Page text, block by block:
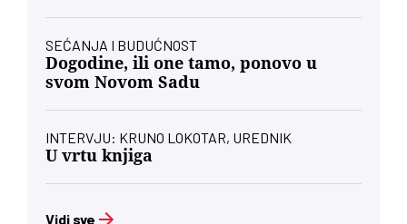
SEĆANJA I BUDUĆNOST
Dogodine, ili one tamo, ponovo u
svom Novom Sadu
INTERVJU: KRUNO LOKOTAR, UREDNIK
U vrtu knjiga
Vidi sve